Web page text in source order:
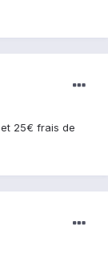
25€ frais de